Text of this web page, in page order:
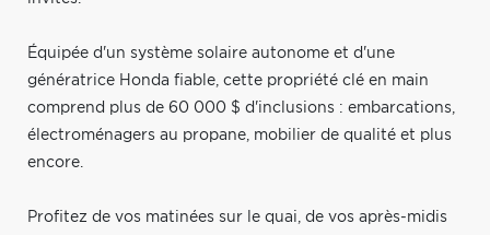
Équipée d'un système solaire autonome et d'une
génératrice Honda fiable, cette propriété clé en main
comprend plus de 60 000 $ d'inclusions : embarcations,
électroménagers au propane, mobilier de qualité et plus
encore.
Profitez de vos matinées sur le quai, de vos après-midis